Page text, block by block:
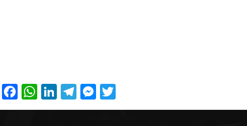
Facebook
WhatsApp
LinkedIn
Telegram
Messenger